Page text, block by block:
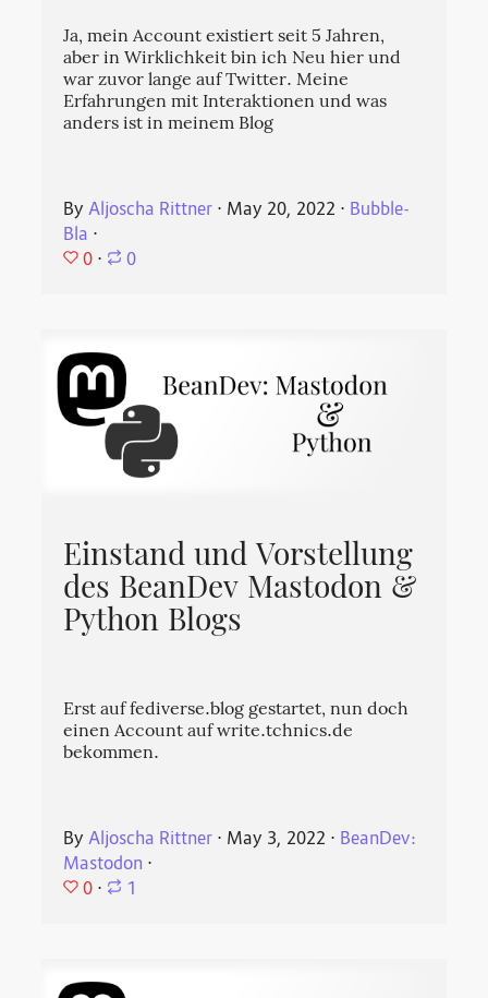
Ja, mein Account existiert seit 5 Jahren,
aber in Wirklichkeit bin ich Neu hier und
war zuvor lange auf Twitter. Meine
Erfahrungen mit Interaktionen und was
anders ist in meinem Blog
ByAljoscha Rittner ⋅ May 20, 2022 ⋅ Bubble-
Bla ⋅
0 ⋅ 0
Einstand und Vorstellung
des BeanDev Mastodon &
Python Blogs
Erst auf fediverse.blog gestartet, nun doch
einen Account auf write.tchnics.de
bekommen.
ByAljoscha Rittner ⋅ May 3, 2022 ⋅ BeanDev:
Mastodon ⋅
0 ⋅ 1